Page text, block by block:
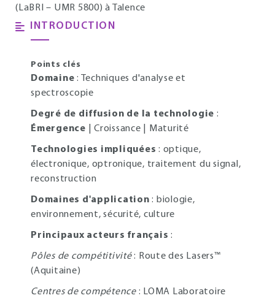
(LaBRI – UMR 5800) à Talence
INTRODUCTION
Points clés
Domaine : Techniques d'analyse et
spectroscopie
Degré de diffusion de la technologie :
Émergence | Croissance | Maturité
Technologies impliquées : optique,
électronique, optronique, traitement du signal,
reconstruction
Domaines d'application : biologie,
environnement, sécurité, culture
Principaux acteurs français :
Pôles de compétitivité: Route des Lasers™
(Aquitaine)
Centres de compétence: LOMA Laboratoire